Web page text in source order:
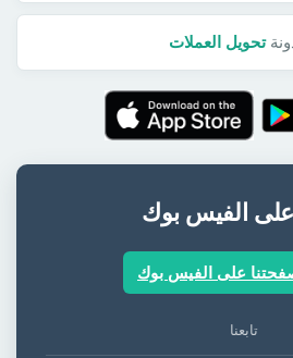
تحويل العملات
على الفيس بوك
على الفيس بوك
تابعنا